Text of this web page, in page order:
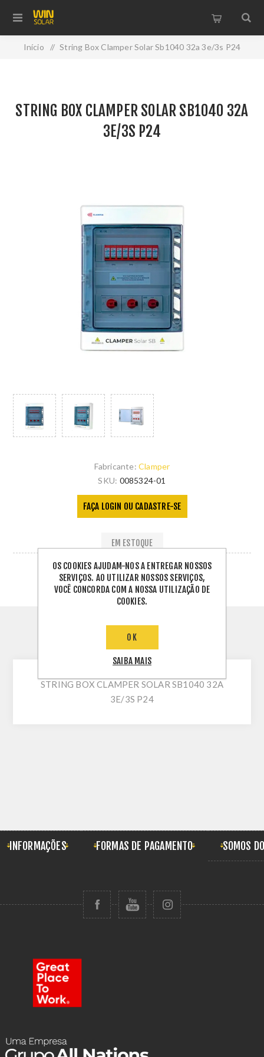
Início / String Box Clamper Solar Sb1040 32a 3e/3s P24
STRING BOX CLAMPER SOLAR SB1040 32A
3E/3S P24
Fabricante: Clamper
SKU: 0085324-01
FAÇA LOGIN OU CADASTRE-SE
EM ESTOQUE
INFORMAÇÕES TÉCNICAS
STRING BOX CLAMPER SOLAR SB1040 32A
3E/3S P24
INFORMAÇÕES FORMAS DE PAGAMENTO SOMOS
OS COOKIES AJUDAM-NOS A ENTREGAR NOSSOS
SERVIÇOS. AO UTILIZAR NOSSOS SERVIÇOS,
VOCÊ CONCORDA COM A NOSSA UTILIZAÇÃO DE
COOKIES.
OK
SAIBA MAIS